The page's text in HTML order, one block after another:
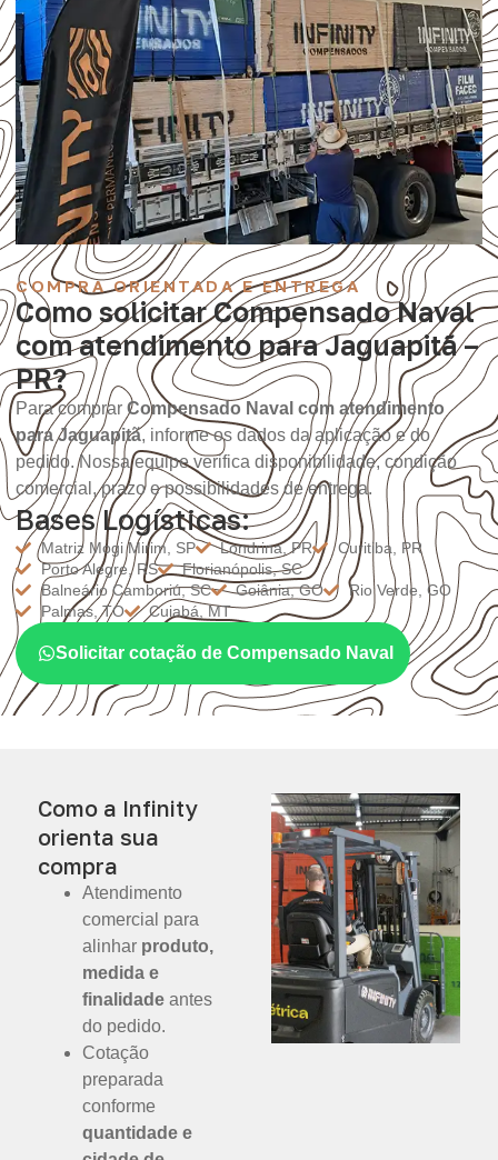
COMPRA ORIENTADA E ENTREGA
Como solicitar Compensado Naval
com atendimento para Jaguapitã –
PR?
Para comprar Compensado Naval com atendimento
para Jaguapitã, informe os dados da aplicação e do
pedido. Nossa equipe verifica disponibilidade, condição
comercial, prazo e possibilidades de entrega.
Bases Logísticas:
Matriz Mogi Mirim, SP Londrina, PR
Curitiba, PR
Porto Alegre, RS
Florianópolis, SC
Balneário Camboriú, SC
Goiânia, GO
Rio Verde, GO
Palmas, TO
Cuiabá, MT
Solicitar cotação de Compensado Naval
Como a Infinity
orienta sua
compra
Atendimento
comercial para
alinhar produto,
medida e
finalidade antes
do pedido.
Cotação
preparada
conforme
quantidade e